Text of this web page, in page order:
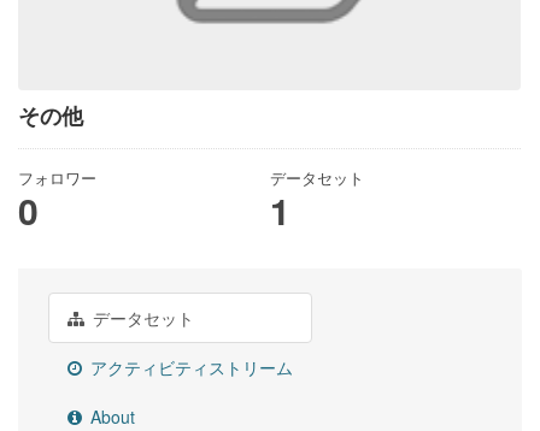
その他
フォロワー
0
データセット
1
データセット
アクティビティストリーム
About